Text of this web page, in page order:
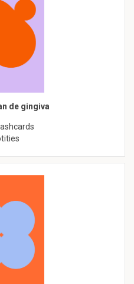
de gingiva